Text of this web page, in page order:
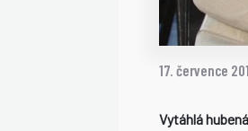
17. července
Vytáhlá